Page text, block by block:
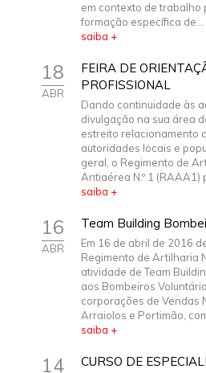
em contexto de trabalho
formação específica de...
saiba +
18
ABR
FEIRA DE
PROFISSIONAL
Dando continuidade às
divulgação na sua área
estreito relacionamento
autoridades locais e
geral, o Regimento de
Antiaérea N.º 1 (RAAA1)
saiba +
16
ABR
Team Building
Em 16 de abril de 2016
Regimento de Artilharia
atividade de Team
aos Bombeiros
corporações de Vendas
Arraiolos e Portimão,
saiba +
14
CURSO DE